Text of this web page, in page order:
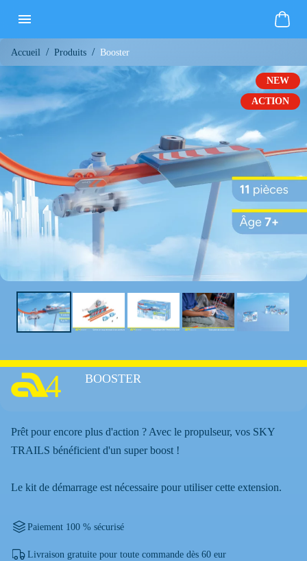
Accueil / Produits / Booster
NEW
ACTION
4 BOOSTER
Prêt pour encore plus d'action ? Avec le propulseur, vos SKY
TRAILS bénéficient d'un super boost !
Le kit de démarrage est nécessaire pour utiliser cette extension.
Paiement 100 % sécurisé
Livraison gratuite pour toute commande dès 60 eur